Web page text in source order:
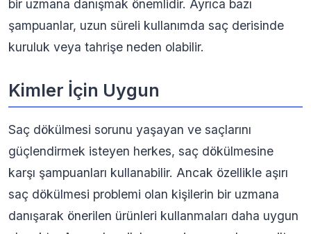
bir uzmana danışmak önemlidir. Ayrıca bazı
şampuanlar, uzun süreli kullanımda saç derisinde
kuruluk veya tahrişe neden olabilir.
Kimler İçin Uygun
Saç dökülmesi sorunu yaşayan ve saçlarını
güçlendirmek isteyen herkes, saç dökülmesine
karşı şampuanları kullanabilir. Ancak özellikle aşırı
saç dökülmesi problemi olan kişilerin bir uzmana
danışarak önerilen ürünleri kullanmaları daha uygun